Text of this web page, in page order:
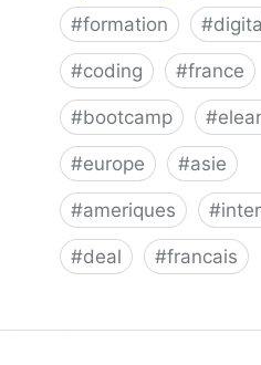
#formation #
#coding #france
#bootcamp #
#europe #asie
#ameriques #
#deal #francais